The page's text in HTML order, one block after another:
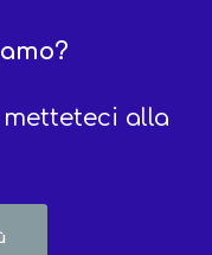
alla